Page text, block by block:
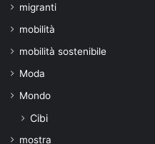
migranti
mobilità
mobilità sostenibile
Moda
Mondo
Cibi
mostra